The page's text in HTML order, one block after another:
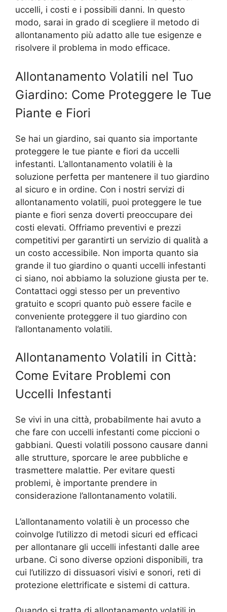
uccelli, i costi e i possibili danni. In questo
modo, sarai in grado di scegliere il metodo di
allontanamento più adatto alle tue esigenze e
risolvere il problema in modo efficace.
Allontanamento Volatili nel Tuo
Giardino: Come Proteggere le Tue
Piante e Fiori
Se hai un giardino, sai quanto sia importante
proteggere le tue piante e fiori da uccelli
infestanti. L’allontanamento volatili è la
soluzione perfetta per mantenere il tuo giardino
al sicuro e in ordine. Con i nostri servizi di
allontanamento volatili, puoi proteggere le tue
piante e fiori senza doverti preoccupare dei
costi elevati. Offriamo preventivi e prezzi
competitivi per garantirti un servizio di qualità a
un costo accessibile. Non importa quanto sia
grande il tuo giardino o quanti uccelli infestanti
ci siano, noi abbiamo la soluzione giusta per te.
Contattaci oggi stesso per un preventivo
gratuito e scopri quanto può essere facile e
conveniente proteggere il tuo giardino con
l’allontanamento volatili.
Allontanamento Volatili in Città:
Come Evitare Problemi con
Uccelli Infestanti
Se vivi in una città, probabilmente hai avuto a
che fare con uccelli infestanti come piccioni o
gabbiani. Questi volatili possono causare danni
alle strutture, sporcare le aree pubbliche e
trasmettere malattie. Per evitare questi
problemi, è importante prendere in
considerazione l’allontanamento volatili.
L’allontanamento volatili è un processo che
coinvolge l’utilizzo di metodi sicuri ed efficaci
per allontanare gli uccelli infestanti dalle aree
urbane. Ci sono diverse opzioni disponibili, tra
cui l’utilizzo di dissuasori visivi e sonori, reti di
protezione elettrificate e sistemi di cattura.